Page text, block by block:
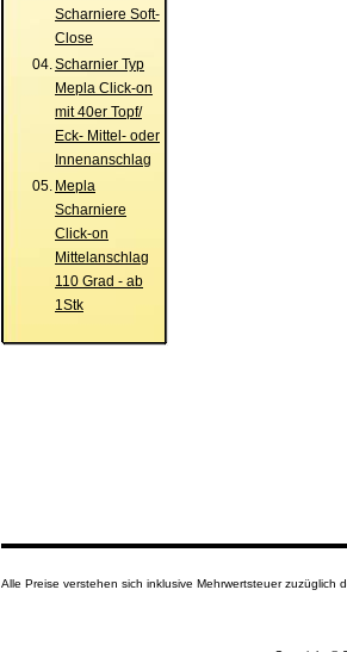
Scharniere Soft-
Close
04.Scharnier Typ
Mepla Click-on
mit 40er Topf/
Eck- Mittel- oder
Innenanschlag
05. Mepla
Scharniere
Click-on
Mittelanschlag
110 Grad - ab
1Stk
Alle Preise verstehen sich inklusive Mehrwertsteuer